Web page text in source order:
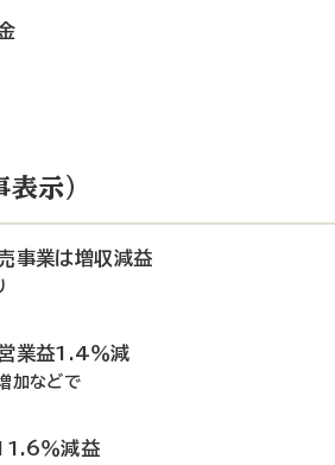
示）
売事業は増収減益
営業益1.4％減
加などで
11.6％減益